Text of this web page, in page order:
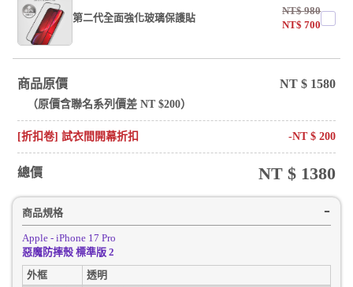
第二代全面強化玻璃保護貼
NT$980
NT$700
商品原價 NT $ 1580
（原價含聯名系列 價差 NT $200）
[折扣卷] 試衣間開幕折扣 -NT $200
總價 NT $ 1380
商品規格
Apple - iPhone 17 Pro
惡魔防摔殼 標準版 2
外框
透明